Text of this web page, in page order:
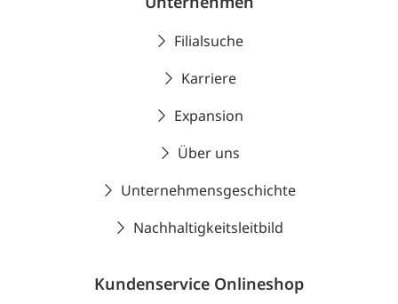
Filialsuche
Karriere
Expansion
Über uns
Unternehmensgeschichte
Nachhaltigkeitsleitbild
Kundenservice Onlineshop